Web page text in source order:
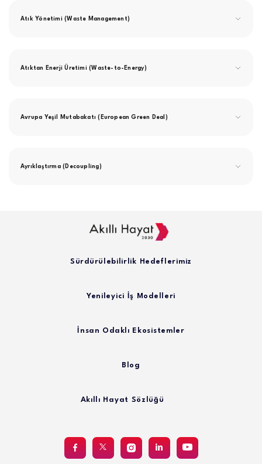
Atık Yönetimi (Waste Management)
Atıktan Enerji Üretimi (Waste-to-Energy)
Avrupa Yeşil Mutabakatı (European Green Deal)
Ayrıklaştırma (Decoupling)
Sürdürülebilirlik Hedeflerimiz
Yenileyici İş Modelleri
İnsan Odaklı Ekosistemler
Blog
Akıllı Hayat Sözlüğü